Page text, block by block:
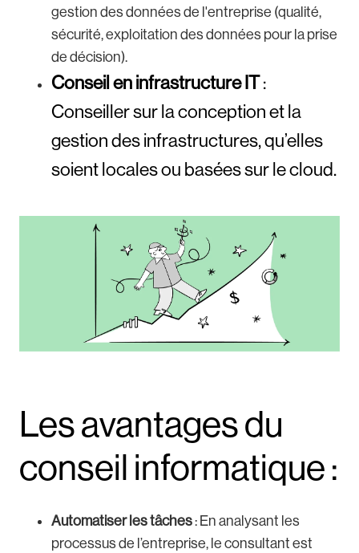
gestion des données de l'entreprise (qualité,
sécurité, exploitation des données pour la prise
de décision).
Conseil en infrastructure IT:
Conseiller sur la conception et la
gestion des infrastructures, qu’elles
soient locales ou basées sur le cloud.
Les avantages du
conseil informatique :
Automatiser les tâches: En analysant les
processus de l’entreprise, le consultant est